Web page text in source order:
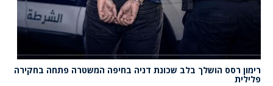
רימון רסס הושלך בלב שכונת דניה בחיפה המשטרה פתחה בחקירה
פלילית